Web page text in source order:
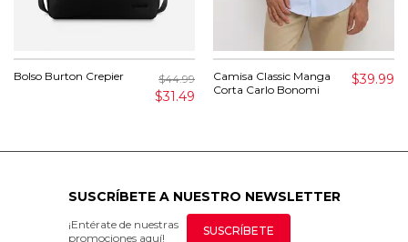
Bolso Burton Crepier $44.99
$31.49
Camisa Classic Manga
Corta Carlo Bonomi
$39.99
SUSCRÍBETE A NUESTRO NEWSLETTER
¡Entérate de nuestras
promociones aquí!
SUSCRÍBETE